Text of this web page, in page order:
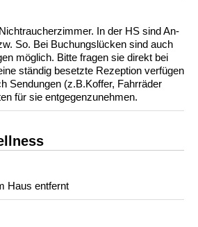
In der HS sind An-
So. Bei Buchungslücken sind auch
möglich. Bitte fragen sie direkt bei
ständig besetzte Rezeption verfügen
Sendungen (z.B.Koffer, Fahrräder
für sie entgegenzunehmen.
Haus entfernt